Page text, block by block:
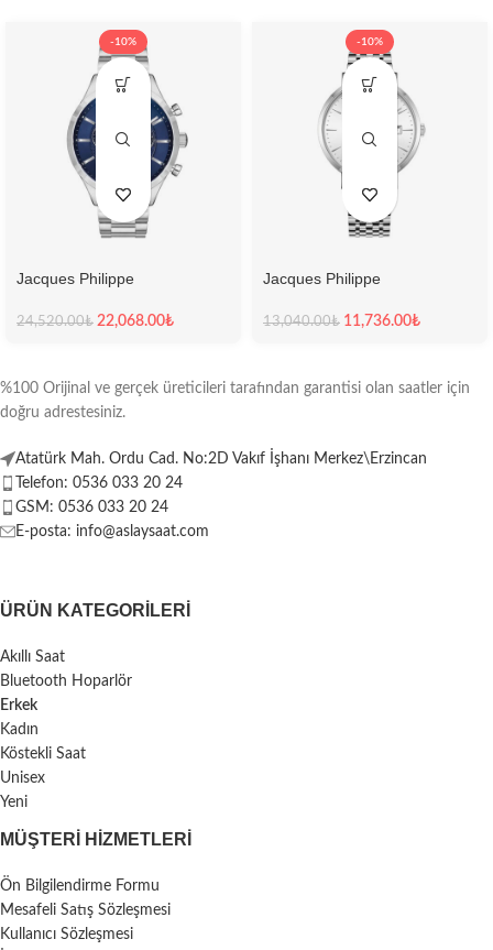
-10%
Jacques Philippe
Saati
24,520.00₺ 22,068.00₺
-10%
Jacques Philippe
13,040.00₺ 11,736.00₺
%100 Orijinal ve gerçek üreticileri tarafından garantisi olan saatler için
doğru adrestesiniz.
Atatürk Mah. Ordu Cad. No:2D Vakıf İşhanı Merkez\Erzincan
Telefon: 0536 033 20 24
GSM: 0536 033 20 24
E-posta: info@aslaysaat.com
ÜRÜN KATEGORILERI
Akıllı Saat
Bluetooth Hoparlör
Erkek
Kadın
Köstekli Saat
Unisex
Yeni
MÜŞTERI HIZMETLERI
Ön Bilgilendirme Formu
Mesafeli Satış Sözleşmesi
Kullanıcı Sözleşmesi